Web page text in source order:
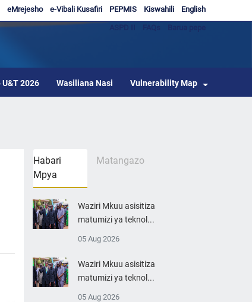
English
Kiswahili
PEPMIS
e-Vibali Kusafiri
eMrejesho
2026 Wasiliana Nasi Vulnerability Map
Habari
Mpya
Matangazo
Waziri Mkuu asisitiza
matumizi ya teknol...
05 Aug 2026
Waziri Mkuu asisitiza
matumizi ya teknol...
05 Aug 2026